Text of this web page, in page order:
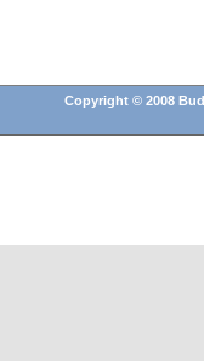
Copyright © 2008